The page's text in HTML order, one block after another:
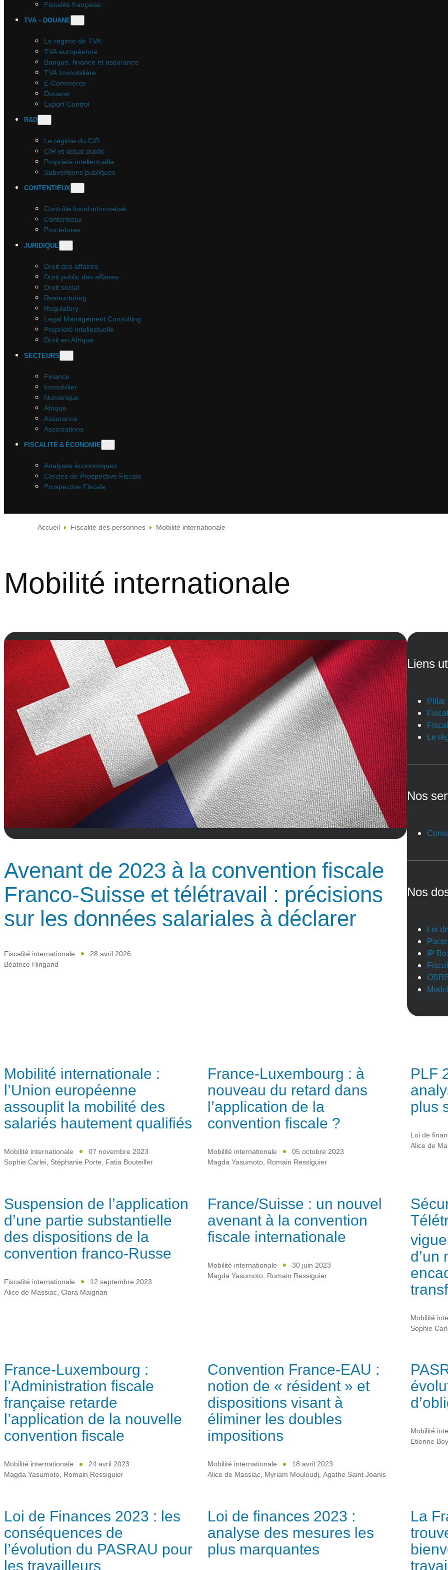
Fiscalité française
TVA – DOUANE
Le régime de TVA
TVA européenne
Banque, finance et assurance
TVA Immobilière
E-Commerce
Douane
Export Control
R&D
Le régime du CIR
CIR et débat public
Propriété intellectuelle
Subventions publiques
CONTENTIEUX
Contrôle fiscal informatisé
Contentieux
Procédures
JURIDIQUE
Droit des affaires
Droit public des affaires
Droit social
Restructuring
Regulatory
Legal Management Consulting
Propriété intellectuelle
Droit en Afrique
SECTEURS
Finance
Immobilier
Numérique
Afrique
Assurance
Associations
FISCALITÉ & ÉCONOMIE
Analyses économiques
Cercles de Prospective Fiscale
Prospective Fiscale
Accueil Fiscalité des personnes Mobilité internationale
Mobilité internationale
Avenant de 2023 à la convention fiscale
Franco-Suisse et télétravail : précisions
sur les données salariales à déclarer
Fiscalité internationale
28 avril 2026
Béatrice Hingand
Liens
Pillar
Le
Nos
Nos
Loi
IP
Mobilité internationale :
l’Union européenne
assouplit la mobilité des
salariés hautement qualifiés
Mobilité internationale
07 novembre 2023
Sophie Carlei, Stéphanie Porte, Fatia Bouteiller
France-Luxembourg : à
nouveau du retard dans
l’application de la
convention fiscale ?
Mobilité internationale
05 octobre 2023
Magda Yasumoto, Romain Ressiguier
PLF
plus
Loi de
Alice de
Suspension de l’application
d’une partie substantielle
des dispositions de la
convention franco-Russe
Fiscalité internationale
12 septembre 2023
Alice de Massiac Clara Maignan
France/Suisse : un nouvel
avenant à la convention
fiscale internationale
Mobilité internationale
30 juin 2023
Magda Yasumoto, Romain Ressiguier
Mobilité
Sophie
France-Luxembourg :
l’Administration fiscale
française retarde
l’application de la nouvelle
convention fiscale
Mobilité internationale
24 avril 2023
Magda Yasumoto, Romain Ressiguier
Convention France-EAU :
notion de « résident » et
dispositions visant à
éliminer les doubles
impositions
Mobilité internationale
18 avril 2023
Alice de Massiac, Myriam Mouloudj, Agathe Saint Joanis
Mobilité
Etienne
Loi de Finances 2023 : les
conséquences de
l’évolution du PASRAU pour
les travailleurs
Loi de finances 2023 :
analyse des mesures les
plus marquantes
La